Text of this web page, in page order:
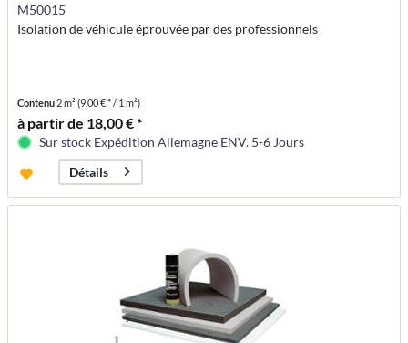
M50015
Isolation de véhicule éprouvée par des professionnels
Contenu 2 m²(9,00 € * / 1 m²)
à partir de 18,00 € *
Sur stock Expédition Allemagne ENV. 5-6 Jours
Détails